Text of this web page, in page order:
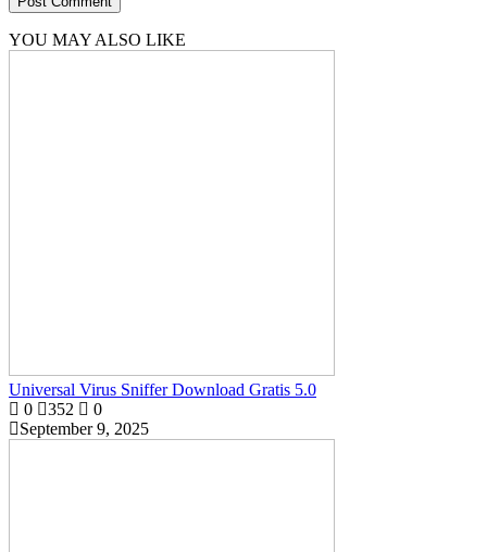
YOU MAY ALSO LIKE
Universal Virus Sniffer Download Gratis 5.0
0
352
0
September 9, 2025